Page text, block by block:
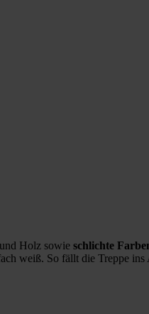
Holz sowie schlichte
weiß. So fällt die Treppe